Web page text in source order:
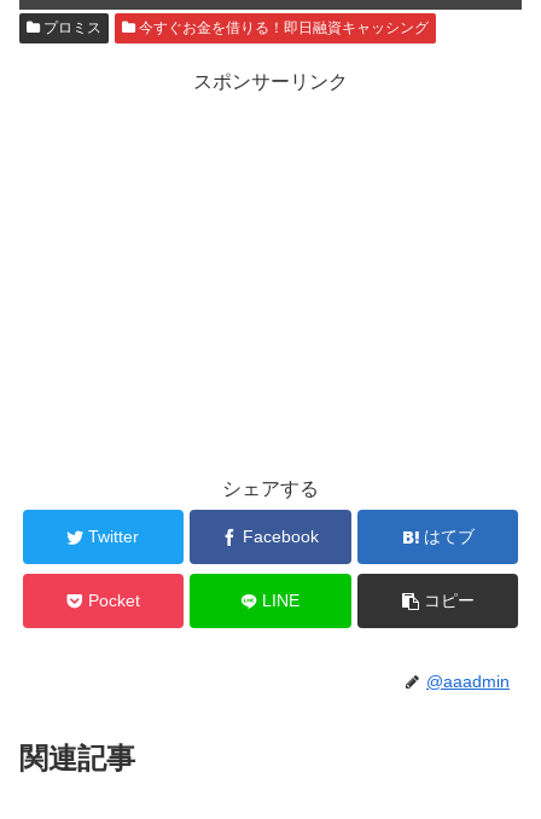
プロミス 今すぐお金を借りる！即日融資キャッシング
スポンサーリンク
シェアする
Twitter Facebook はてブ
Pocket LINE コピー
@aaadmin
関連記事